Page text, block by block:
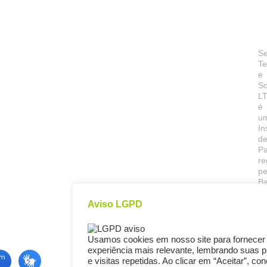
e
é
de
Aviso LGPD
Usamos cookies em nosso site para fornecer
experiência mais relevante, lembrando suas
e visitas repetidas. Ao clicar em “Aceitar”,